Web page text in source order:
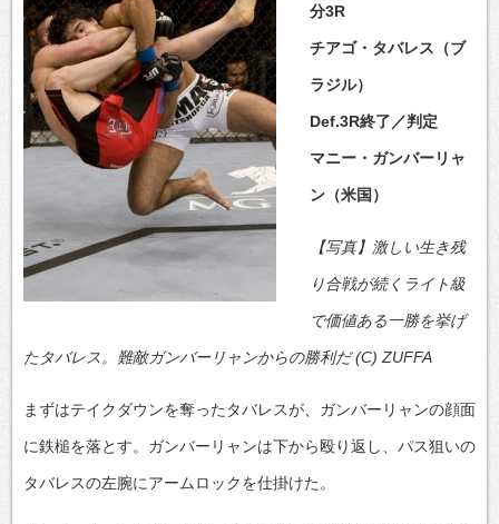
分3R
チアゴ・タバレス（ブ
ラジル）
Def.3R終了／判定
マニー・ガンバーリャ
ン（米国）
【写真】激しい生き残
り合戦が続くライト級
で価値ある一勝を挙げ
たタバレス。難敵ガンバーリャンからの勝利だ (C) ZUFFA
まずはテイクダウンを奪ったタバレスが、ガンバーリャンの顔面
に鉄槌を落とす。ガンバーリャンは下から殴り返し、パス狙いの
タバレスの左腕にアームロックを仕掛けた。